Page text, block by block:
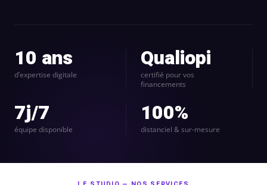
médias
10 ans
d’expertise digitale
Qualiopi
certifié pour vos
financements
7j/7
équipe disponible
100%
distanciel & sur-mesure